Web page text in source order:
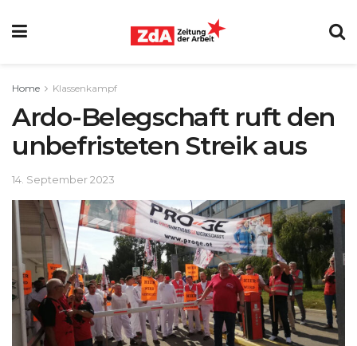
Home Klassenkampf
Ardo-Belegschaft ruft den
unbefristeten Streik aus
14. September 2023